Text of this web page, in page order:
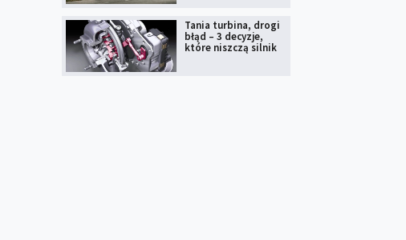
Tania turbina, drogi
błąd – 3 decyzje,
które niszczą silnik